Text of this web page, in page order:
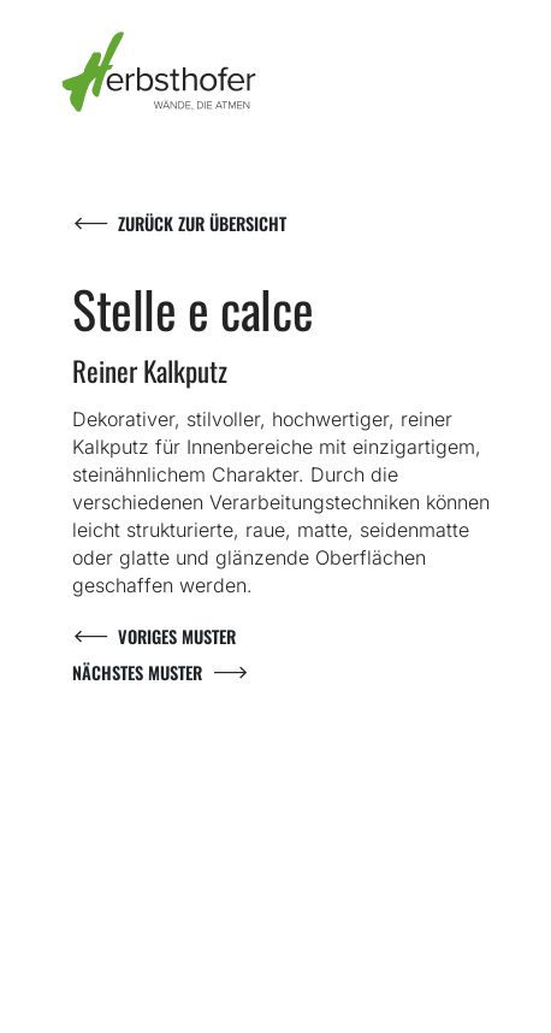
ZURÜCK ZUR ÜBERSICHT
Stelle e calce
Reiner Kalkputz
Dekorativer, stilvoller, hochwertiger, reiner
Kalkputz für Innenbereiche mit einzigartigem,
steinähnlichem Charakter. Durch die
verschiedenen Verarbeitungstechniken können
leicht strukturierte, raue, matte, seidenmatte
oder glatte und glänzende Oberflächen
geschaffen werden.
VORIGES MUSTER
NÄCHSTES MUSTER